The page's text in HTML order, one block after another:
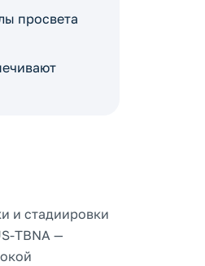
просвета
и стадиировки
TBNA —